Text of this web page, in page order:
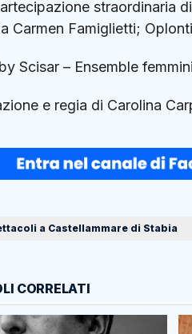
straordinaria
Carmen Famiglietti;
Scisar – Ensemble
e regia di Carolina
a Castellammare di Stabia
CORRELATI